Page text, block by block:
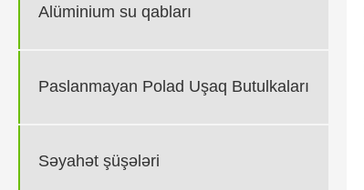
Alüminium su qabları
Paslanmayan Polad Uşaq Butulkaları
Səyahət şüşələri